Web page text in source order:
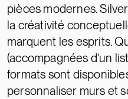
pièces modernes.
la créativité
marquent les esprits.
(accompagnées d’un
formats sont
personnaliser murs et